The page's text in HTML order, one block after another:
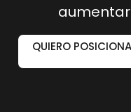
QUIERO